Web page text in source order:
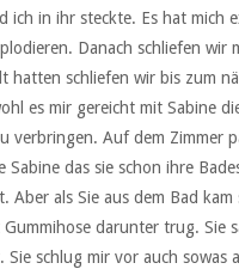
ich in ihr steckte. Es hat mich
Danach schliefen wir
hatten schliefen wir bis zum
es mir gereicht mit Sabine
verbringen. Auf dem Zimmer
das sie schon ihre
als Sie aus dem Bad
darunter trug. Sie
schlug mir vor auch